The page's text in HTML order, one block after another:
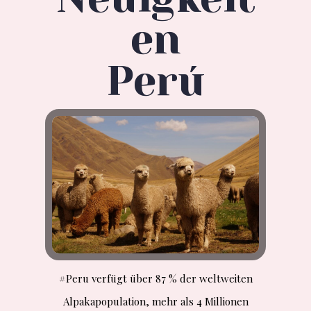
en
Perú
#Peru verfügt über 87 % der weltweiten
Alpakapopulation, mehr als 4 Millionen